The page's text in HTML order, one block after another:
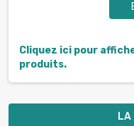
Cliquez ici pour
produits.
LA